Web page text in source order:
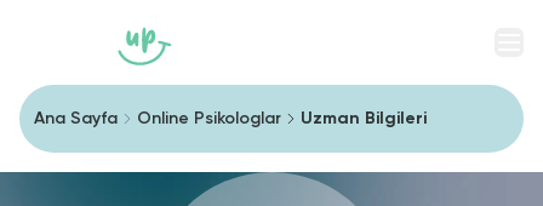
Ana Sayfa Online Psikologlar Uzman Bilgileri